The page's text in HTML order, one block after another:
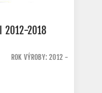
2012-2018
ROK VÝROBY: 2012 -